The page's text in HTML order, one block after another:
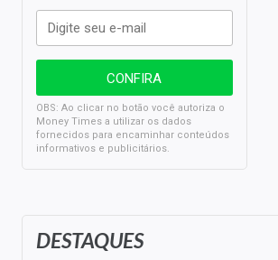
DESTAQUES
OBS: Ao clicar no botão você autoriza o
Money Times a utilizar os dados
fornecidos para encaminhar conteúdos
informativos e publicitários.